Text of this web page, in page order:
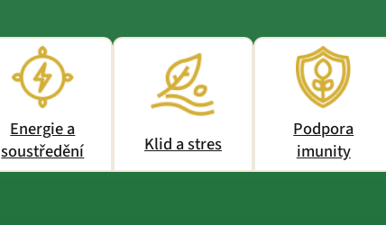
Energie a
soustředění
Klid a stres
Podpora
imunity